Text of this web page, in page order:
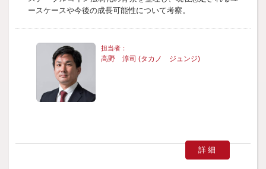
ースケースや今後の成長可能性について考察。
高野 淳司 (タカノ ジュンジ)
詳細